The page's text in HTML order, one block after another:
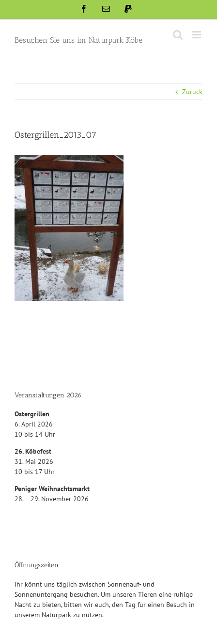
FacebookEmail Paypal
Besuchen Sie uns im Naturpark Köbe
Zurück
Ostergrillen_2013_07
Veranstaltungen 2026
Ostergrillen
6. April 2026
10 bis 14 Uhr
26. Köbefest
31. Mai 2026
10 bis 17 Uhr
Peniger Weihnachtsmarkt
28. – 29. November 2026
Öffnungszeiten
Ihr könnt uns täglich zwischen Sonnenauf- und
Sonnenuntergang besuchen. Um unseren Tieren eine ruhige
Nacht zu bieten, bitten wir euch, den Tag für einen Besuch in
unserem Naturpark zu nutzen.